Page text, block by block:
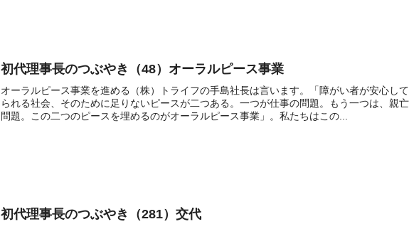
初代理事長のつぶやき（48）オーラルピース事業
オーラルピース事業を進める（株）トライフの手島社長は言います。「障がい者が安心し
られる社会、そのために足りないピースが二つある。一つが仕事の問題。もう一つは、親
問題。この二つのピースを埋めるのがオーラルピース事業」。私たちはこの...
初代理事長のつぶやき（281）交代